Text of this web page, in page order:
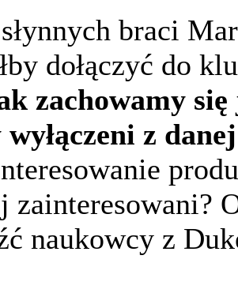
braci
dołączyć do
zachowamy
wyłączeni z
zainteresowani?
naukowcy z